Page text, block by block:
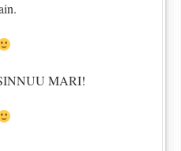
MARI!